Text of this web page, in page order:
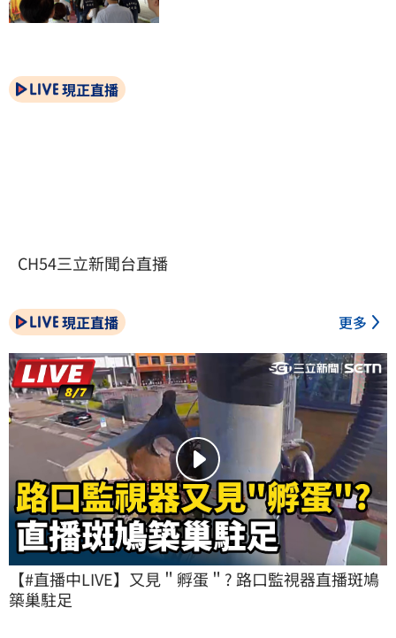
現正直播
CH54三立新聞台直播
現正直播 更多
【#直播中LIVE】又見＂孵蛋＂? 路口監視器直播斑鳩
築巢駐足